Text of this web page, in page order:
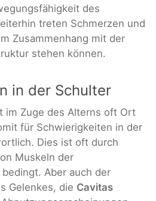
des
treten Schmerzen und
Zusammenhang mit der
stehen können.
in der Schulter
im Zuge des Alterns oft Ort
für Schwierigkeiten in der
Dies ist oft durch
Muskeln der
bedingt. Aber auch der
Gelenkes, die Cavitas